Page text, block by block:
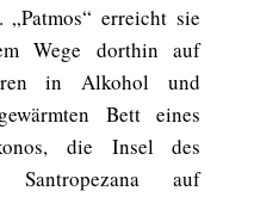
erreicht sie
Wege dorthin auf
in Alkohol und
Bett eines
die Insel des
Santropezana auf